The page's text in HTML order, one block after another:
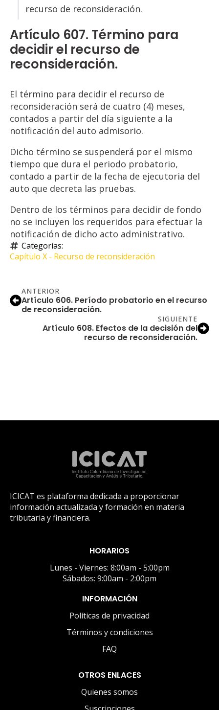
recurso de reconsideración.
Artículo 607. Término para
decidir el recurso de
reconsideración.
El término para decidir el recurso de
reconsideración será de cuatro (4) meses,
contados a partir del día siguiente a la
notificación del auto admisorio.
Dicho término se suspenderá por el mismo
tiempo que dura el periodo probatorio,
contado a partir de la fecha de ejecutoria del
auto que decreta las pruebas.
Dentro de los términos para decidir de fondo
no se incluyen los requeridos para efectuar la
notificación de dicho acto administrativo.
Categorías:
Capítulo X - Recurso de reconsideración
ANTERIOR
Artículo 606. Período probatorio en el recurso
de reconsideración.
SIGUIENTE
Artículo 608. Efectos de la decisión del
recurso de reconsideración.
ICICAT es plataforma dedicada a proporcionar
información actualizada y formación en materia
tributaria y financiera.
HORARIOS
Lunes - Viernes: 8:00am - 5:00pm
Sábados: 9:00am - 2:00pm
INFORMACIÓN
Políticas de privacidad
Términos y condiciones
FAQ
OTROS ENLACES
Quienes somos